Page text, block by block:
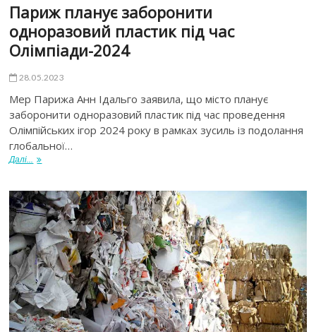
Париж планує заборонити
одноразовий пластик під час
Олімпіади-2024
28.05.2023
Мер Парижа Анн Ідальго заявила, що місто планує
заборонити одноразовий пластик під час проведення
Олімпійських ігор 2024 року в рамках зусиль із подолання
глобальної…
Далі...